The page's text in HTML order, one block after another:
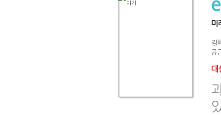
미
김
공
대